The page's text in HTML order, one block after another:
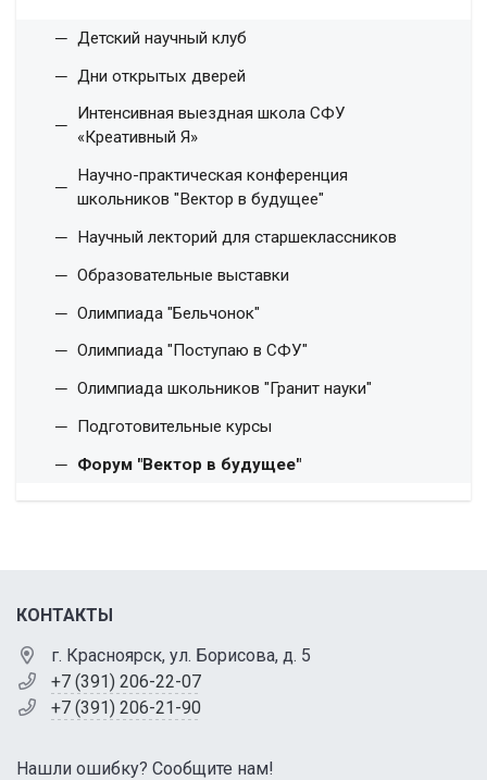
Детский научный клуб
Дни открытых дверей
Интенсивная выездная школа СФУ
«Креативный Я»
Научно-практическая конференция
школьников "Вектор в будущее"
Научный лекторий для старшеклассников
Образовательные выставки
Олимпиада "Бельчонок"
Олимпиада "Поступаю в СФУ"
Олимпиада школьников "Гранит науки"
Подготовительные курсы
Форум "Вектор в будущее"
КОНТАКТЫ
г. Красноярск, ул. Борисова, д. 5
+7 (391) 206-22-07
+7 (391) 206-21-90
Нашли ошибку? Сообщите нам!